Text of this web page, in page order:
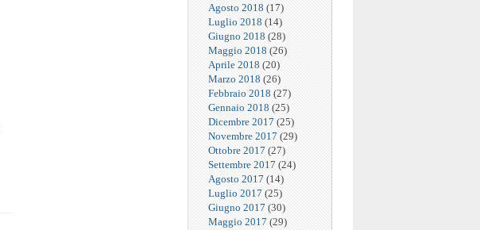
Agosto 2018 (17)
Luglio 2018 (14)
Giugno 2018 (28)
Maggio 2018 (26)
Aprile 2018 (20)
Marzo 2018 (26)
Febbraio 2018 (27)
Gennaio 2018 (25)
Dicembre 2017 (25)
Novembre 2017 (29)
Ottobre 2017 (27)
Settembre 2017 (24)
Agosto 2017 (14)
Luglio 2017 (25)
Giugno 2017 (30)
Maggio 2017 (29)